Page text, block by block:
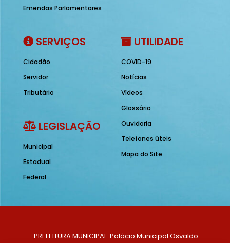
Emendas Parlamentares
SERVIÇOS
Cidadão
Servidor
Tributário
LEGISLAÇÃO
Municipal
Estadual
Federal
UTILIDADE
COVID-19
Notícias
Vídeos
Glossário
Ouvidoria
Telefones úteis
Mapa do Site
PREFEITURA MUNICIPAL: Palácio Municipal Osvaldo